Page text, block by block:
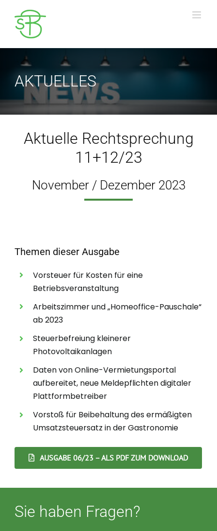
Inhalt
springen
AKTUELLES
Aktuelle Rechtsprechung
11+12/23
November / Dezember 2023
Themen dieser Ausgabe
Vorsteuer für Kosten für eine
Betriebsveranstaltung
Arbeitszimmer und „Homeoffice-Pauschale“
ab 2023
Steuerbefreiung kleinerer
Photovoltaikanlagen
Daten von Online-Vermietungsportal
aufbereitet, neue Meldepflichten digitaler
Plattformbetreiber
Vorstoß für Beibehaltung des ermäßigten
Umsatzsteuersatz in der Gastronomie
AUSGABE 06/23 – ALS PDF ZUM DOWNLOAD
Sie haben Fragen?